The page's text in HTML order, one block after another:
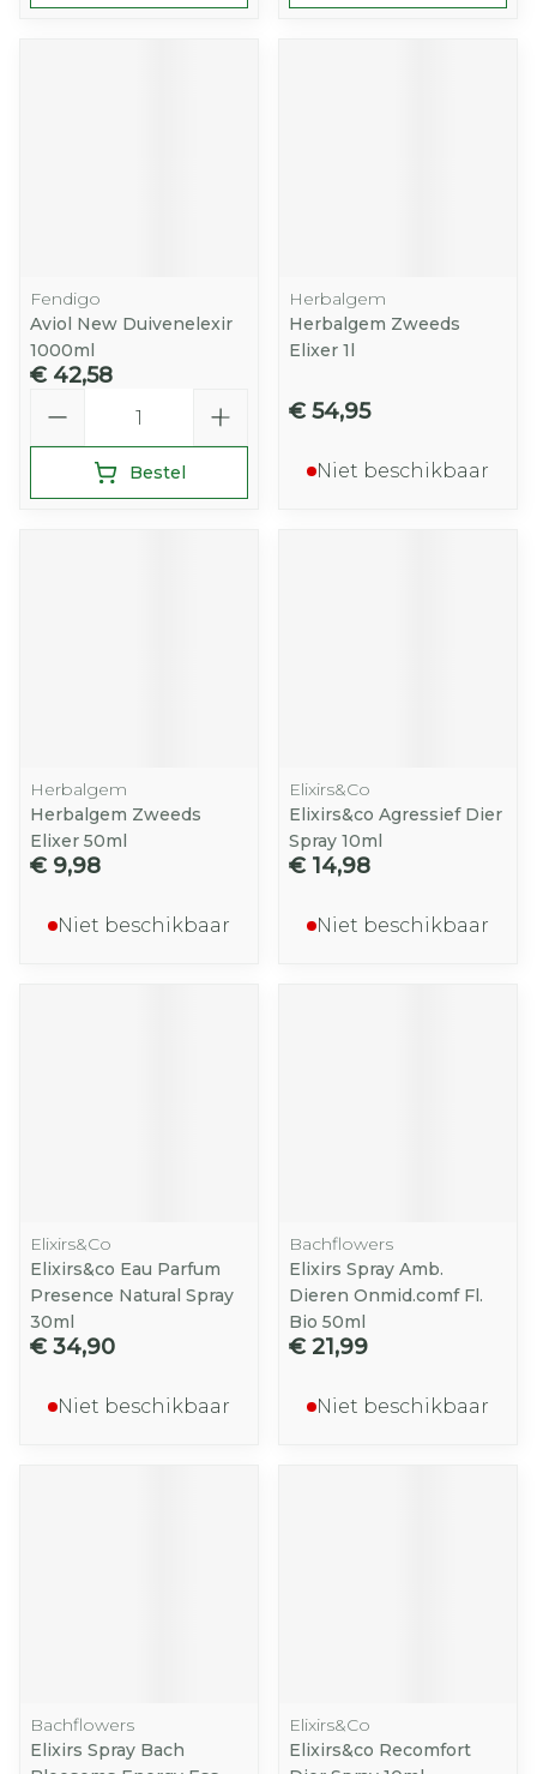
Fendigo
Aviol New Duivenelexir
1000ml
€ 42,58
Bestel
Herbalgem
Herbalgem Zweeds
Elixer 1l
€ 54,95
Niet beschikbaar
Herbalgem
Herbalgem Zweeds
Elixer 50ml
€ 9,98
Niet beschikbaar
Elixirs&Co
Elixirs&co Agressief Dier
Spray 10ml
€ 14,98
Niet beschikbaar
Elixirs&Co
Elixirs&co Eau Parfum
Presence Natural Spray
30ml
€ 34,90
Niet beschikbaar
Bachflowers
Elixirs Spray Amb.
Dieren Onmid.comf Fl.
Bio 50ml
€ 21,99
Niet beschikbaar
Bachflowers
Elixirs Spray Bach
Elixirs&Co
Elixirs&co Recomfort